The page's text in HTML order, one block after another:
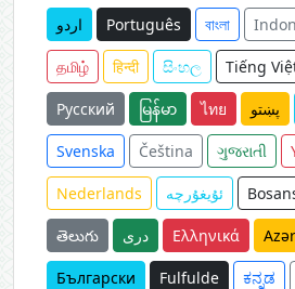
اردو Português বাংলা
தமிழ் हिन्दी සිංහල Tiếng
Русский မြန်မာ ไทย پښتو
Svenska Čeština ગુજરાતી
Nederlands ئۇيغۇرچە
తెలుగు دری Ελληνικά
Български Fulfulde ಕನ್ನಡ